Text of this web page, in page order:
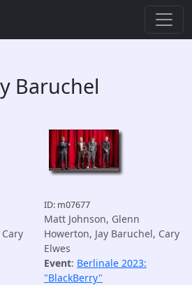
Baruchel
ID: m07677
Matt Johnson, Glenn
Howerton, Jay Baruchel, Cary
Elwes
Event: Berlinale 2023:
"BlackBerry"